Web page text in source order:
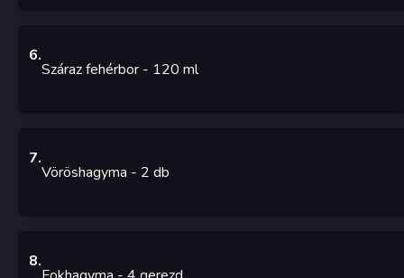
6.
Száraz fehérbor - 120 ml
7.
Vöröshagyma - 2 db
8.